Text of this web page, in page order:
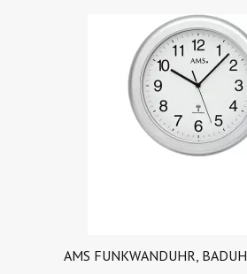
AMS FUNKWANDUHR,